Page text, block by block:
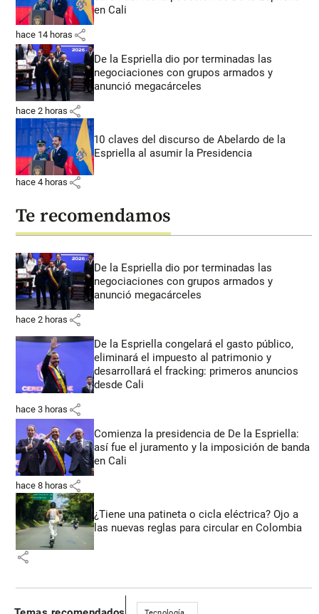
en Cali
hace 14 horas share
De la Espriella dio por terminadas las
negociaciones con grupos armados y
anunció megacárceles
hace 2 horas share
10 claves del discurso de Abelardo de la
Espriella al asumir la Presidencia
hace 4 horas share
Te recomendamos
De la Espriella dio por terminadas las
negociaciones con grupos armados y
anunció megacárceles
hace 2 horas share
De la Espriella congelará el gasto público,
eliminará el impuesto al patrimonio y
desarrollará el fracking: primeros anuncios
desde Cali
hace 3 horas share
Comienza la presidencia de De la Espriella:
así fue el juramento y la imposición de banda
en Cali
hace 8 horas share
¿Tiene una patineta o cicla eléctrica? Ojo a
las nuevas reglas para circular en Colombia
share